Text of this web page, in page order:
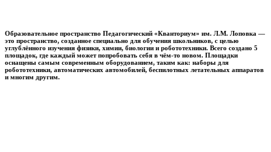
Образовательное пространство Педагогический «Кванториум» им. Л.М. Лоповка —
это пространство, созданное специально для обучения школьников, с целью
углублённого изучения физики, химии, биологии и робототехники. Всего создано 5
площадок, где каждый может попробовать себя в чём-то новом. Площадки
оснащены самым современным оборудованием, таким как: наборы для
робототехники, автоматических автомобилей, беспилотных летательных аппаратов
и многим другим.